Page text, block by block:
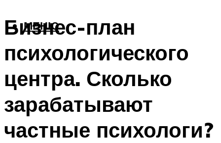
МЕНЮ
Бизнес-план
психологического
центра. Сколько
зарабатывают
частные психологи?